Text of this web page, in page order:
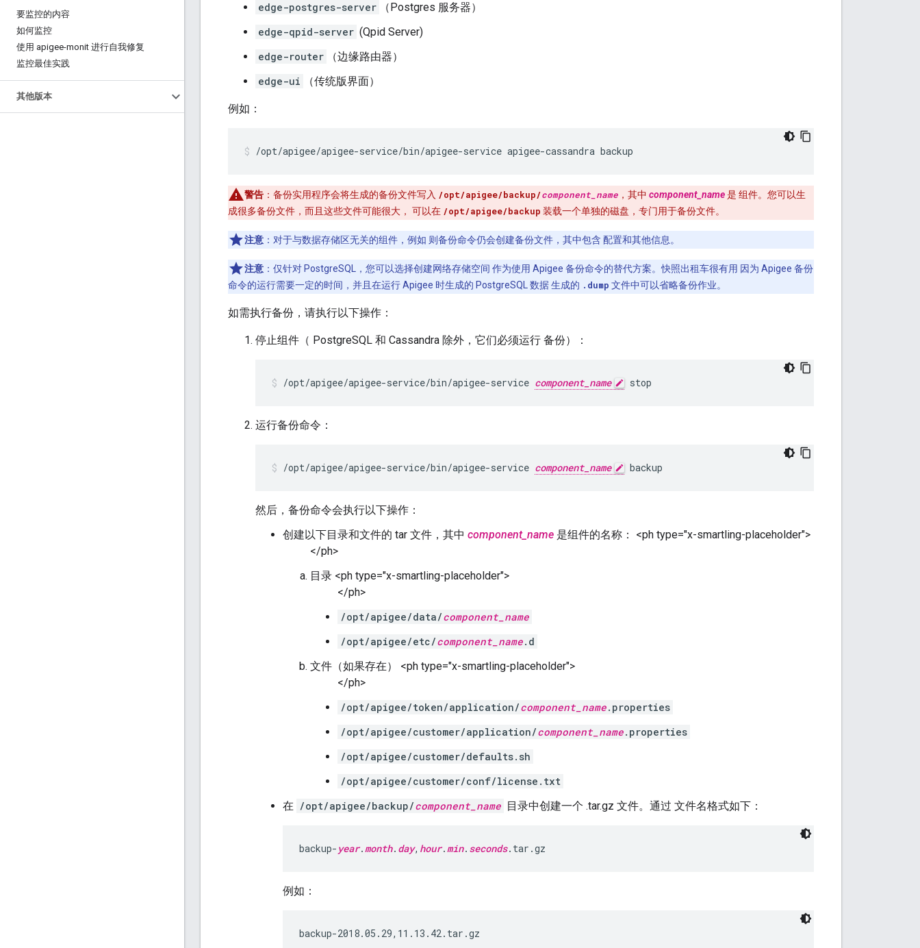
要监控的内容
如何监控
使用 apigee-monit 进行自我修复
监控最佳实践
其他版本
edge-postgres-server
（Postgres 服务器）
edge-qpid-server (Qpid Server)
edge-router
（边缘路由器）
edge-ui
（传统版界面）
例如：
/opt/apigee/apigee-service/bin/apigee-service apigee-cassandra backup
警告 ：备份实用程序会将生成的备份文件写入 /opt/apigee/backup/component_name ，其中 component_name是 组件。您可以生
成很多备份文件，而且这些文件可能很大， 可以在 /opt/apigee/backup 装载一个单独的磁盘，专门用于备份文件。
注意 ：对于与数据存储区无关的组件，例如 则备份命令仍会创建备份文件，其中包含 配置和其他信息。
注意 ：仅针对 PostgreSQL，您可以选择创建网络存储空间 作为使用 Apigee 备份命令的替代方案。快照出租车很有用 因为 Apigee 备份
命令的运行需要一定的时间，并且在运行 Apigee 时生成的 PostgreSQL 数据 生成的 .dump 文件中可以省略备份作业。
如需执行备份，请执行以下操作：
停止组件（ PostgreSQL 和 Cassandra 除外，它们必须运行 备份）：
/opt/apigee/apigee-service/bin/apigee-service component_name stop
运行备份命令：
/opt/apigee/apigee-service/bin/apigee-service component_name backup
然后，备份命令会执行以下操作：
创建以下目录和文件的 tar 文件，其中 component_name 是组件的名称： <ph type="x-smartling-placeholder">
</ph>
目录 <ph type="x-smartling-placeholder">
</ph>
/opt/apigee/data/component_name
/opt/apigee/etc/component_name.d
文件（如果存在） <ph type="x-smartling-placeholder">
</ph>
/opt/apigee/token/application/component_name.properties
/opt/apigee/customer/application/component_name.properties
/opt/apigee/customer/defaults.sh
/opt/apigee/customer/conf/license.txt
在 /opt/apigee/backup/component_name 目录中创建一个 .tar.gz 文件。通过 文件名格式如下：
backup- year.month. day, hour.min. seconds.tar.gz
例如：
backup-2018.05.29,11.13.42.tar.gz